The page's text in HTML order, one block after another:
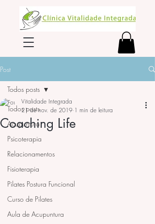
Post
Todos posts
Acupuntura
Psicoterapia
Relacionamentos
Fisioterapia
Pilates Postura Funcional
Curso de Pilates
Aula de Acupuntura
Todos posts
Coaching Life
Vitalidade Integrada
21 de nov. de 2019 1 min de leitura